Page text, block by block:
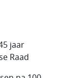
jaar
Raad